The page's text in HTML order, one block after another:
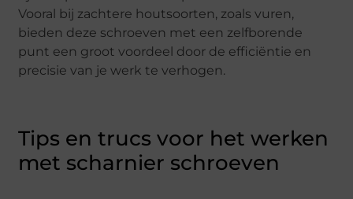
Vooral bij zachtere houtsoorten, zoals vuren,
bieden deze schroeven met een zelfborende
punt een groot voordeel door de efficiëntie en
precisie van je werk te verhogen.
Tips en trucs voor het werken
met scharnier schroeven